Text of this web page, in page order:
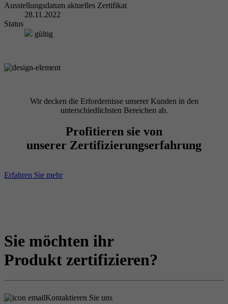
Ausstellungsdatum aktuelles Zertifikat
28.11.2022
Status
gültig
Wir decken die Erfordernisse unserer Kunden in den
unterschiedlichsten Bereichen ab.
Profitieren sie von
unserer Zertifizierungserfahrung
Erfahren Sie mehr
Sie möchten ihr
Produkt zertifizieren?
Kontaktieren Sie uns